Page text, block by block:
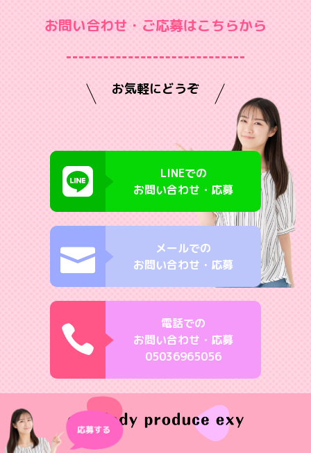
お問い合わせ・ご応募はこちらから
お気軽にどうぞ
LINEでの
お問い合わせ・応募
メールでの
お問い合わせ・応募
電話での
お問い合わせ・応募
05036965056